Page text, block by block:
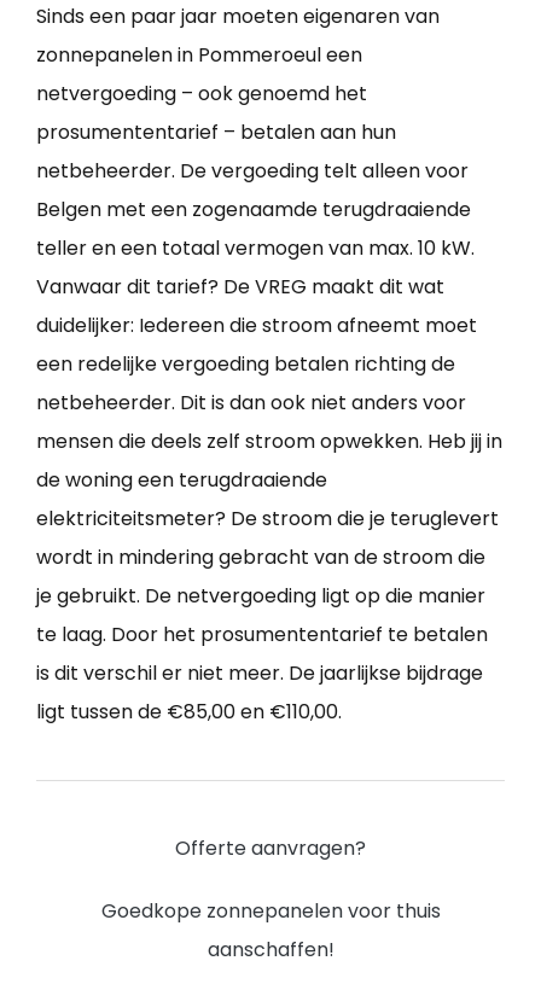
Sinds een paar jaar moeten eigenaren van
zonnepanelen in Pommeroeul een
netvergoeding – ook genoemd het
prosumententarief – betalen aan hun
netbeheerder. De vergoeding telt alleen voor
Belgen met een zogenaamde terugdraaiende
teller en een totaal vermogen van max. 10 kW.
Vanwaar dit tarief? De VREG maakt dit wat
duidelijker: Iedereen die stroom afneemt moet
een redelijke vergoeding betalen richting de
netbeheerder. Dit is dan ook niet anders voor
mensen die deels zelf stroom opwekken. Heb jij in
de woning een terugdraaiende
elektriciteitsmeter? De stroom die je teruglevert
wordt in mindering gebracht van de stroom die
je gebruikt. De netvergoeding ligt op die manier
te laag. Door het prosumententarief te betalen
is dit verschil er niet meer. De jaarlijkse bijdrage
ligt tussen de €85,00 en €110,00.
Offerte aanvragen?
Goedkope zonnepanelen voor thuis
aanschaffen!